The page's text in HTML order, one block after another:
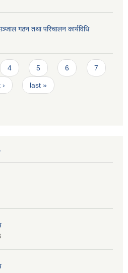
गठन तथा परिचालन कार्यविधि
4 5 6 7
last »